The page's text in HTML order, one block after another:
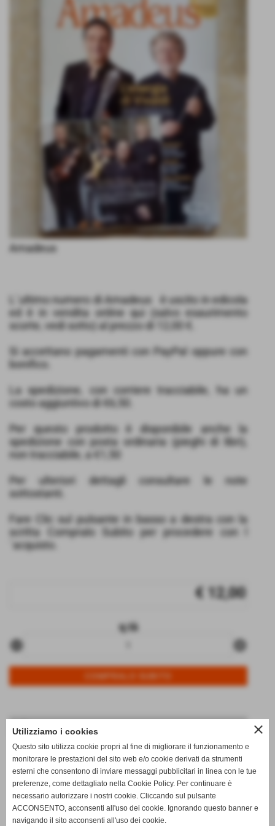
Amadeus
L´ultimo numero di Amadeus è uscito in edicola
ed è in vendita online qui (salvo esaurimento
scorte, vedi sotto) al prezzo di 12,00 €.
Si accettano pagamenti con PayPal oppure con
bonifico.
La spedizione, con corriere tracciabile, ha un
costo aggiuntivo di €6,50.
Per questo prodotto è disponibile anche la
spedizione con posta ordinaria (pieghi di libri),
non tracciabile, a €1,50
Per ulteriori dettagli consultare le note
sottostanti.
Fare Clic sul pulsante in basso a destra con la
scritta Compralo Subito per procedere con l
´acquisto.
€ 12,00
q.tà
remove_circle add_circle
Info
data di arrivo: 10/07/2026
disponibili: 1
note: 0_
2
titolo:
close
Utilizziamo i cookies
Questo sito utilizza cookie propri al fine di migliorare il funzionamento e
monitorare le prestazioni del sito web e/o cookie derivati da strumenti
esterni che consentono di inviare messaggi pubblicitari in linea con le tue
preferenze, come dettagliato nella Cookie Policy. Per continuare è
necessario autorizzare i nostri cookie. Cliccando sul pulsante
ACCONSENTO, acconsenti all'uso dei cookie. Ignorando questo banner e
navigando il sito acconsenti all'uso dei cookie.